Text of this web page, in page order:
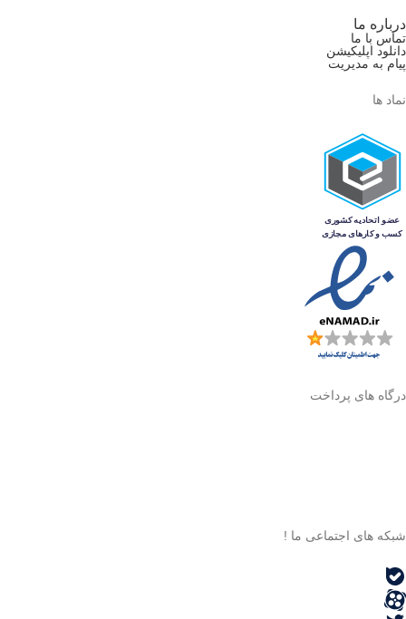
درباره ما
تماس با ما
دانلود اپلیکیشن
پیام به مدیریت
نماد ها
درگاه های پرداخت
شبکه های اجتماعی ما !